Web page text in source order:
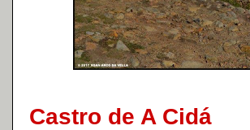
Castro de A Cidá